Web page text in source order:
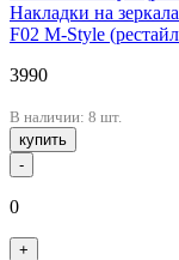
Накладки на
F02 M-Style
3990
В наличии: 8 шт.
купить
-
0
+